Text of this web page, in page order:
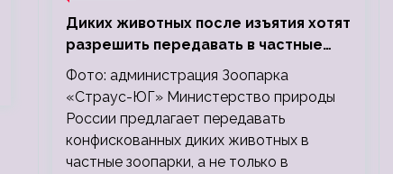
Диких животных после изъятия хотят
разрешить передавать в частные
зоопарки
Фото: администрация Зоопарка
«Страус-ЮГ» Министерство природы
России предлагает передавать
конфискованных диких животных в
частные зоопарки, а не только в